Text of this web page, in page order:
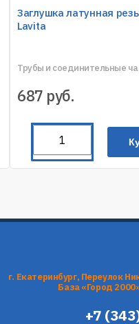
Заглушка латунная
Lavita
Трубы и соединительные
687 руб.
г. Екатеринбург, Переулок
База «Город
+7